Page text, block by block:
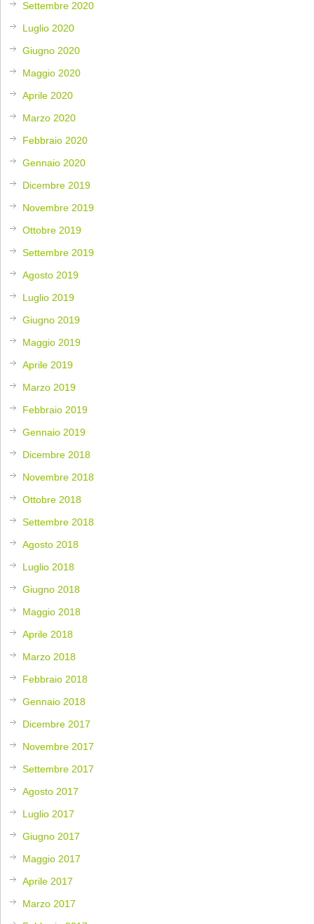
Settembre 2020
Luglio 2020
Giugno 2020
Maggio 2020
Aprile 2020
Marzo 2020
Febbraio 2020
Gennaio 2020
Dicembre 2019
Novembre 2019
Ottobre 2019
Settembre 2019
Agosto 2019
Luglio 2019
Giugno 2019
Maggio 2019
Aprile 2019
Marzo 2019
Febbraio 2019
Gennaio 2019
Dicembre 2018
Novembre 2018
Ottobre 2018
Settembre 2018
Agosto 2018
Luglio 2018
Giugno 2018
Maggio 2018
Aprile 2018
Marzo 2018
Febbraio 2018
Gennaio 2018
Dicembre 2017
Novembre 2017
Settembre 2017
Agosto 2017
Luglio 2017
Giugno 2017
Maggio 2017
Aprile 2017
Marzo 2017